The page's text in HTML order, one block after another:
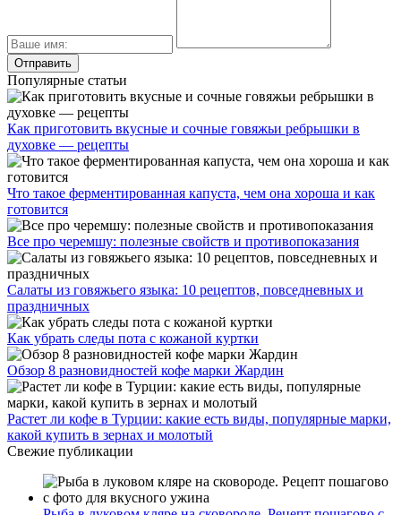
Популярные статьи
Как приготовить вкусные и сочные говяжьи ребрышки в
духовке — рецепты
Что такое ферментированная капуста, чем она хороша и как
готовится
Все про черемшу: полезные свойств и противопоказания
Салаты из говяжьего языка: 10 рецептов, повседневных и
праздничных
Как убрать следы пота с кожаной куртки
Обзор 8 разновидностей кофе марки Жардин
Растет ли кофе в Турции: какие есть виды, популярные марки,
какой купить в зернах и молотый
Свежие публикации